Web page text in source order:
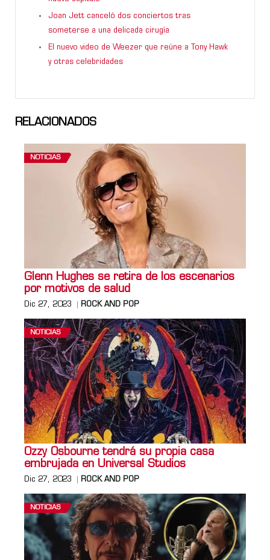
Joan Jett canceló dos conciertos tras
someterse a una delicada cirugía
El nuevo video de Weezer que reúne a Tony Hawk
y otras celebridades
RELACIONADOS
NOTICIAS
Glenn Hughes se retira de los escenarios
por motivos de salud
Dic 27, 2023 ROCK AND POP
NOTICIAS
Ozzy Osbourne tendrá su propia casa
embrujada en Universal Studios
Dic 27, 2023 ROCK AND POP
NOTICIAS